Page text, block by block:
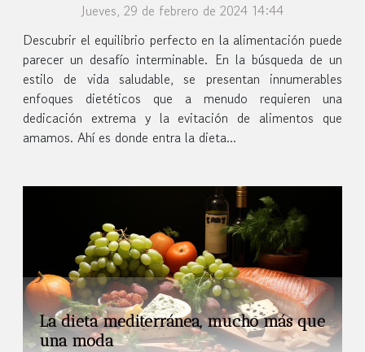
Jueves, 29 de febrero de 2024 14:44
Descubrir el equilibrio perfecto en la alimentación puede
parecer un desafío interminable. En la búsqueda de un
estilo de vida saludable, se presentan innumerables
enfoques dietéticos que a menudo requieren una
dedicación extrema y la evitación de alimentos que
amamos. Ahí es donde entra la dieta...
La dieta mediterránea, mucho más que
una moda